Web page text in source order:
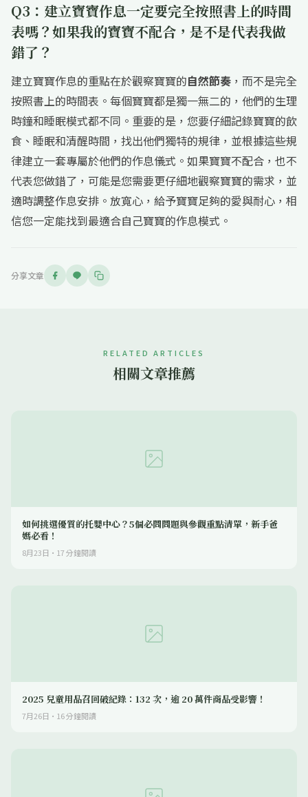
Q3：建立寶寶作息一定要完全按照書上的時間
表嗎？如果我的寶寶不配合，是不是代表我做
錯了？
建立寶寶作息的重點在於觀察寶寶的自然節奏 ，而不是完全
按照書上的時間表。每個寶寶都是獨一無二的，他們的生理
時鐘和睡眠模式都不同。重要的是，您要仔細記錄寶寶的飲
食、睡眠和清醒時間，找出他們獨特的規律，並根據這些規
律建立一套專屬於他們的作息儀式。如果寶寶不配合，也不
代表您做錯了，可能是您需要更仔細地觀察寶寶的需求，並
適時調整作息安排。放寬心，給予寶寶足夠的愛與耐心，相
信您一定能找到最適合自己寶寶的作息模式。
分享文章
RELATED ARTICLES
相關文章推薦
如何挑選優質的托嬰中心？5個必問問題與參觀重點清單，新手爸
媽必看！
8月23日 · 17分鐘閱讀
2025 兒童用品召回破紀錄：132 次，逾 20 萬件商品受影響！
7月26日 · 16分鐘閱讀